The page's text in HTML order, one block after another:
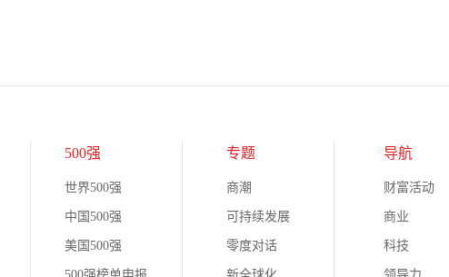
500强
世界500强
中国500强
美国500强
专题
商潮
可持续发展
零度对话
导航
财富活动
商业
科技